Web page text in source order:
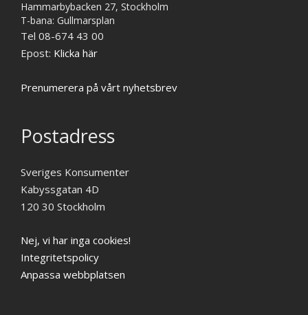
Hammarbybacken 27, Stockholm
T-bana: Gullmarsplan
Tel 08-674 43 00
Epost: Klicka här
Prenumerera på vårt nyhetsbrev
Postadress
Sveriges Konsumenter
Kabyssgatan 4D
120 30 Stockholm
Nej, vi har inga cookies!
Integritetspolicy
Anpassa webbplatsen